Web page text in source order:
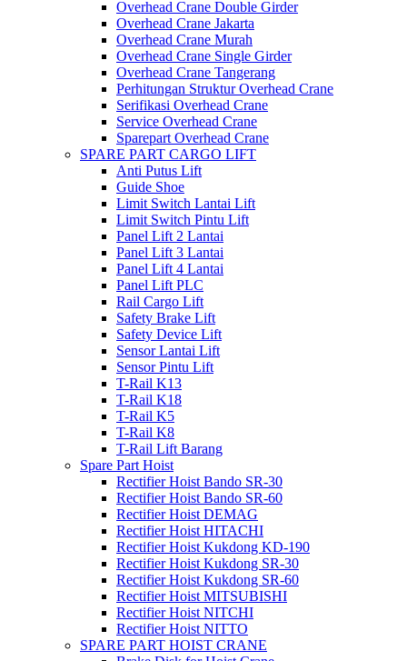
Overhead Crane Double Girder
Overhead Crane Jakarta
Overhead Crane Murah
Overhead Crane Single Girder
Overhead Crane Tangerang
Perhitungan Struktur Overhead Crane
Serifikasi Overhead Crane
Service Overhead Crane
Sparepart Overhead Crane
SPARE PART CARGO LIFT
Anti Putus Lift
Guide Shoe
Limit Switch Lantai Lift
Limit Switch Pintu Lift
Panel Lift 2 Lantai
Panel Lift 3 Lantai
Panel Lift 4 Lantai
Panel Lift PLC
Rail Cargo Lift
Safety Brake Lift
Safety Device Lift
Sensor Lantai Lift
Sensor Pintu Lift
T-Rail K13
T-Rail K18
T-Rail K5
T-Rail K8
T-Rail Lift Barang
Spare Part Hoist
Rectifier Hoist Bando SR-30
Rectifier Hoist Bando SR-60
Rectifier Hoist DEMAG
Rectifier Hoist HITACHI
Rectifier Hoist Kukdong KD-190
Rectifier Hoist Kukdong SR-30
Rectifier Hoist Kukdong SR-60
Rectifier Hoist MITSUBISHI
Rectifier Hoist NITCHI
Rectifier Hoist NITTO
SPARE PART HOIST CRANE